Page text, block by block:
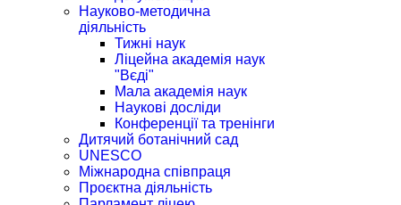
Науково-методична
діяльність
Тижні наук
Ліцейна академія наук
"Вєді"
Мала академія наук
Наукові досліди
Конференції та тренінги
Дитячий ботанічний сад
UNESCO
Міжнародна співпраця
Проєктна діяльність